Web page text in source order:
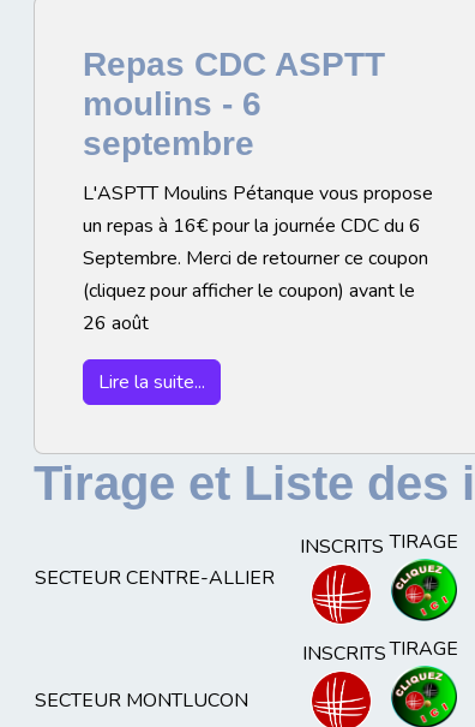
Repas CDC ASPTT
moulins - 6
septembre
L'ASPTT Moulins Pétanque vous propose
un repas à 16€ pour la journée CDC du 6
Septembre. Merci de retourner ce coupon
(cliquez pour afficher le coupon) avant le
26 août
Lire la suite...
Tirage et Liste des
SECTEUR CENTRE-ALLIER
INSCRITS TIRAGE
SECTEUR MONTLUCON
INSCRITSTIRAGE